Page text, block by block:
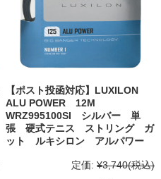
【ポスト投函対応】LUXILON
ALU POWER 12M
WRZ995100SI シルバー 単
張 硬式テニス ストリング ガ
ット ルキシロン アルパワー
定価: ¥3,740(税込)